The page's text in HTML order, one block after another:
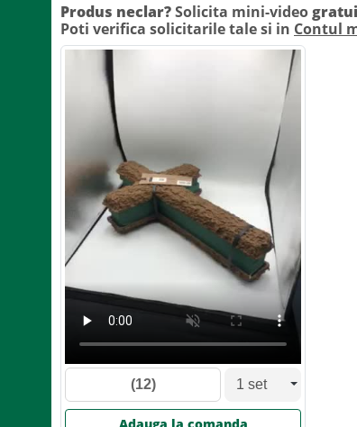
Produs neclar?Solicita mini-video
Poti verifica solicitarile tale si in Contul
(12)